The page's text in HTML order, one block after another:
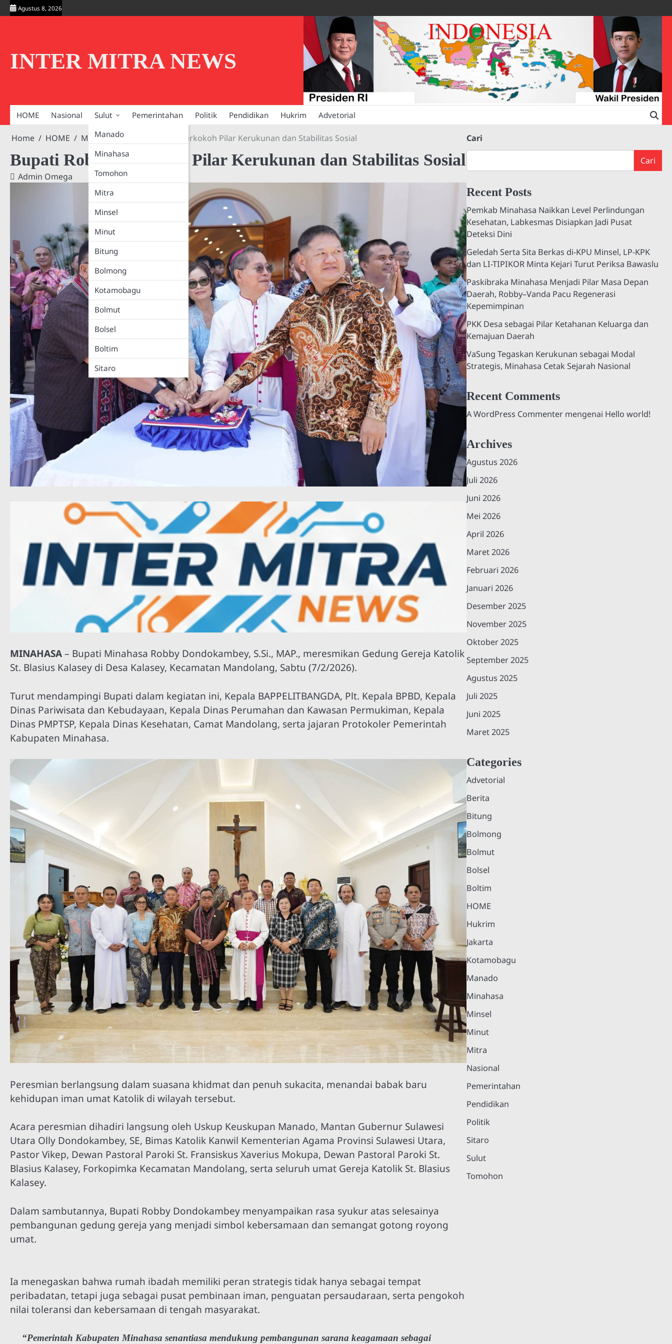
Skip
to
Agustus 8, 2026
INTER MITRA NEWS
HOME Nasional
Sulut
Manado
Minahasa
Tomohon
Mitra
Minsel
Minut
Bitung
Bolmong
Kotamobagu
Bolmut
Bolsel
Boltim
Sitaro
Pemerintahan Politik Pendidikan Hukrim Advetorial
Home HOME Minahasa Bupati Robby Perkokoh Pilar Kerukunan dan Stabilitas Sosial
Bupati Robby Perkokoh Pilar Kerukunan dan Stabilitas Sosial
Admin Omega
MINAHASA– Bupati Minahasa Robby Dondokambey, S.Si., MAP., meresmikan Gedung Gereja Katolik
St. Blasius Kalasey di Desa Kalasey, Kecamatan Mandolang, Sabtu (7/2/2026).
Turut mendampingi Bupati dalam kegiatan ini, Kepala BAPPELITBANGDA, Plt. Kepala BPBD, Kepala
Dinas Pariwisata dan Kebudayaan, Kepala Dinas Perumahan dan Kawasan Permukiman, Kepala
Dinas PMPTSP, Kepala Dinas Kesehatan, Camat Mandolang, serta jajaran Protokoler Pemerintah
Kabupaten Minahasa.
Peresmian berlangsung dalam suasana khidmat dan penuh sukacita, menandai babak baru
kehidupan iman umat Katolik di wilayah tersebut.
Acara peresmian dihadiri langsung oleh Uskup Keuskupan Manado, Mantan Gubernur Sulawesi
Utara Olly Dondokambey, SE, Bimas Katolik Kanwil Kementerian Agama Provinsi Sulawesi Utara,
Pastor Vikep, Dewan Pastoral Paroki St. Fransiskus Xaverius Mokupa, Dewan Pastoral Paroki St.
Blasius Kalasey, Forkopimka Kecamatan Mandolang, serta seluruh umat Gereja Katolik St. Blasius
Kalasey.
Dalam sambutannya, Bupati Robby Dondokambey menyampaikan rasa syukur atas selesainya
pembangunan gedung gereja yang menjadi simbol kebersamaan dan semangat gotong royong
umat.
Ia menegaskan bahwa rumah ibadah memiliki peran strategis tidak hanya sebagai tempat
peribadatan, tetapi juga sebagai pusat pembinaan iman, penguatan persaudaraan, serta pengokoh
nilai toleransi dan kebersamaan di tengah masyarakat.
“Pemerintah Kabupaten Minahasa senantiasa mendukung pembangunan sarana keagamaan sebagai
Cari
Cari
Recent Posts
Pemkab Minahasa Naikkan Level Perlindungan
Kesehatan, Labkesmas Disiapkan Jadi Pusat
Deteksi Dini
Geledah Serta Sita Berkas di-KPU Minsel, LP-KPK
dan LI-TIPIKOR Minta Kejari Turut Periksa Bawaslu
Paskibraka Minahasa Menjadi Pilar Masa Depan
Daerah, Robby–Vanda Pacu Regenerasi
Kepemimpinan
PKK Desa sebagai Pilar Ketahanan Keluarga dan
Kemajuan Daerah
VaSung Tegaskan Kerukunan sebagai Modal
Strategis, Minahasa Cetak Sejarah Nasional
Recent Comments
A WordPress Commentermengenai Hello world!
Archives
Agustus 2026
Juli 2026
Juni 2026
Mei 2026
April 2026
Maret 2026
Februari 2026
Januari 2026
Desember 2025
November 2025
Oktober 2025
September 2025
Agustus 2025
Juli 2025
Juni 2025
Maret 2025
Categories
Advetorial
Berita
Bitung
Bolmong
Bolmut
Bolsel
Boltim
HOME
Hukrim
Jakarta
Kotamobagu
Manado
Minahasa
Minsel
Minut
Mitra
Nasional
Pemerintahan
Pendidikan
Politik
Sitaro
Sulut
Tomohon